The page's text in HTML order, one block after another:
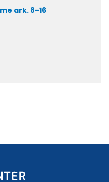
ark. 8-16